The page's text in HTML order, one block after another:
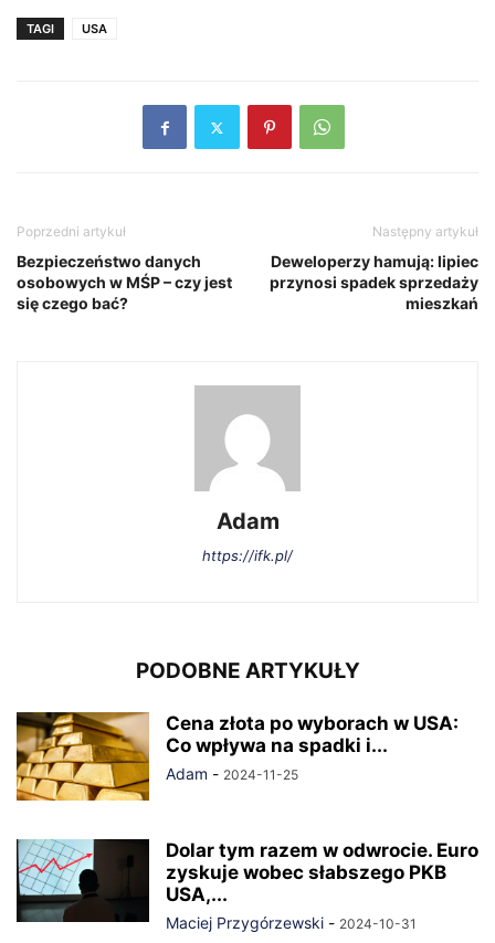
TAGI USA
Poprzedni artykuł
Bezpieczeństwo danych
osobowych w MŚP – czy jest
się czego bać?
Następny artykuł
Deweloperzy hamują: lipiec
przynosi spadek sprzedaży
mieszkań
Adam
https://ifk.pl/
PODOBNE ARTYKUŁY
Cena złota po wyborach w USA:
Co wpływa na spadki i...
Adam - 2024-11-25
Dolar tym razem w odwrocie. Euro
zyskuje wobec słabszego PKB
USA,...
Maciej Przygórzewski - 2024-10-31